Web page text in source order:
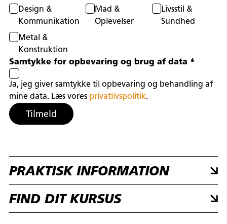
Design &
Kommunikation
Mad &
Oplevelser
Livsstil &
Sundhed
Metal &
Konstruktion
Samtykke for opbevaring og brug af data *
Ja, jeg giver samtykke til opbevaring og behandling af
mine data. Læs vores privatlivspolitik.
PRAKTISK INFORMATION
FIND DIT KURSUS